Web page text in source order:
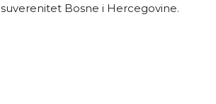
Bosne i Hercegovine.